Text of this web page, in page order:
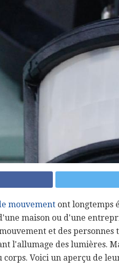
mouvement ont longtemps
maison ou d'une
et des
l'allumage des lumières.
Voici un aperçu de